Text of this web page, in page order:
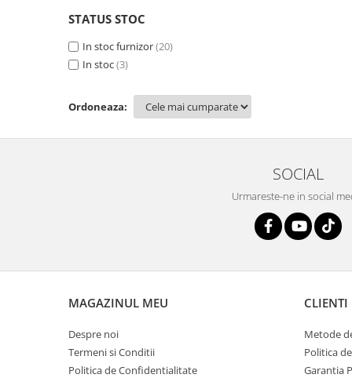
300 Lei - 400 Lei
400 Lei - 500 Lei (3)
500 Lei - 750 Lei
STATUS STOC
In stoc furnizor(20)
In stoc(3)
Ordoneaza:
SOCIAL
Urmareste-ne in social
MAGAZINUL MEU
Despre noi
Termeni si Conditii
Politica de Confidentialitate
CLIENTI
Metode
Politica
Garantia